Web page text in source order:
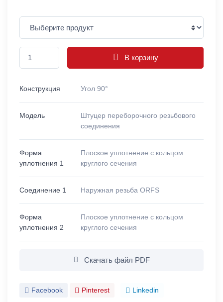
В корзину
Конструкция Угол 90°
Модель
Штуцер переборочного резьбового
соединения
Форма
уплотнения 1
Плоское уплотнение с кольцом
круглого сечения
Соединение 1 Наружная резьба ORFS
Форма
уплотнения 2
Плоское уплотнение с кольцом
круглого сечения
Скачать файл PDF
Facebook Pinterest Linkedin